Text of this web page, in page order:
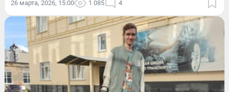
26 марта, 2026, 15:00 1 085 4